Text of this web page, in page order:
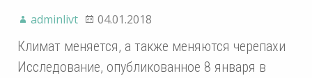
adminlivt 04.01.2018
Климат меняется, а также меняются черепахи
Исследование, опубликованное 8 января в